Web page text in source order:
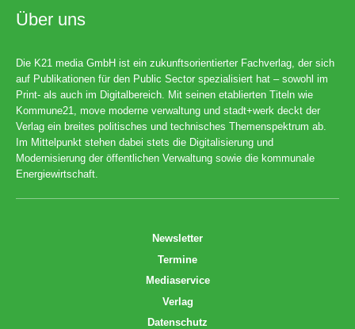
Über uns
Die K21 media GmbH ist ein zukunftsorientierter Fachverlag, der sich
auf Publikationen für den Public Sector spezialisiert hat – sowohl im
Print- als auch im Digitalbereich. Mit seinen etablierten Titeln wie
Kommune21, move moderne verwaltung und stadt+werk deckt der
Verlag ein breites politisches und technisches Themenspektrum ab.
Im Mittelpunkt stehen dabei stets die Digitalisierung und
Modernisierung der öffentlichen Verwaltung sowie die kommunale
Energiewirtschaft.
Newsletter
Termine
Mediaservice
Verlag
Datenschutz